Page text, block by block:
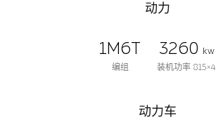
动力
1M6T
编组
3260
kw
装机功率 815×4
动力车